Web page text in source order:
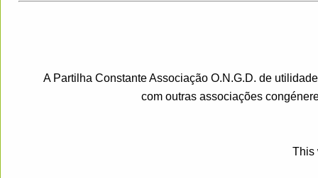
A Partilha Constante Associação O.N.G.D. de
com outras associações
This